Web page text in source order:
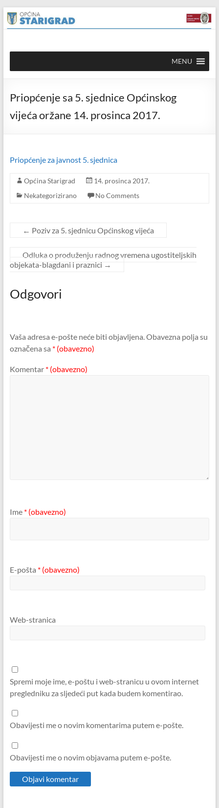
content
Skip
to
content
Općina
Starigrad
mrežna
stranica
MENU
Priopćenje sa 5. sjednice Općinskog
vijeća oržane 14. prosinca 2017.
Priopćenje za javnost 5. sjednica
Općina Starigrad
14. prosinca 2017.
Nekategorizirano
No Comments
← Poziv za 5. sjednicu Općinskog vijeća
Odluka o produženju radnog vremena ugostiteljskih
objekata-blagdani i praznici →
Odgovori
Vaša adresa e-pošte neće biti objavljena.Obavezna polja su
označena sa * (obavezno)
Komentar * (obavezno)
Ime * (obavezno)
E-pošta * (obavezno)
Web-stranica
Spremi moje ime, e-poštu i web-stranicu u ovom internet
pregledniku za sljedeći put kada budem komentirao.
Obavijesti me o novim komentarima putem e-pošte.
Obavijesti me o novim objavama putem e-pošte.